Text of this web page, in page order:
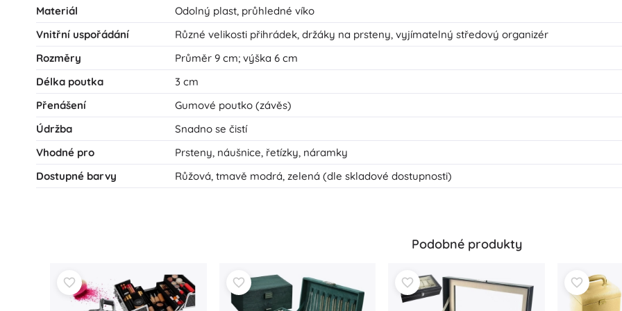
Materiál
Odolný plast, průhledné víko
Vnitřní uspořádání
Různé velikosti přihrádek, držáky na prsteny, vyjímatelný středový organizér
Rozměry
Průměr 9 cm; výška 6 cm
Délka poutka
3 cm
Přenášení
Gumové poutko (závěs)
Údržba
Snadno se čistí
Vhodné pro
Prsteny, náušnice, řetízky, náramky
Dostupné barvy
Růžová, tmavě modrá, zelená (dle skladové dostupnosti)
Podobné produkty